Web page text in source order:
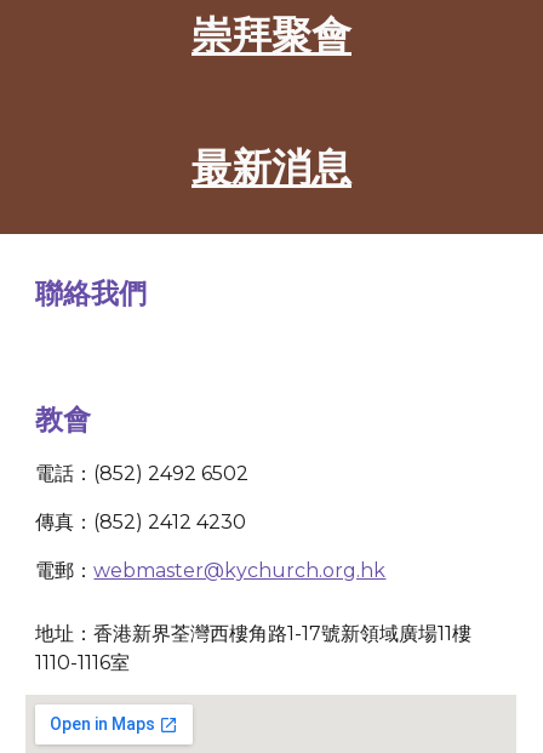
崇拜聚會
最新消息
聯絡我們
教會
電話：(852) 2492 6502
傳真：(852) 2412 4230
電郵：webmaster@kychurch.org.hk
地址：香港新界荃灣西樓角路1-17號新領域廣場11樓
1110-1116室